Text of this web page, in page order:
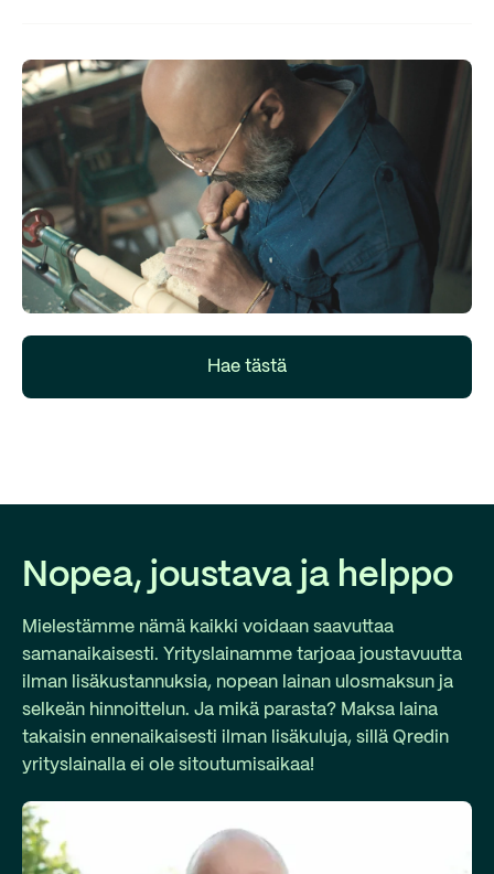
Hae tästä
Nopea, joustava ja helppo
Mielestämme nämä kaikki voidaan saavuttaa
samanaikaisesti. Yrityslainamme tarjoaa joustavuutta
ilman lisäkustannuksia, nopean lainan ulosmaksun ja
selkeän hinnoittelun. Ja mikä parasta? Maksa laina
takaisin ennenaikaisesti ilman lisäkuluja, sillä Qredin
yrityslainalla ei ole sitoutumisaikaa!